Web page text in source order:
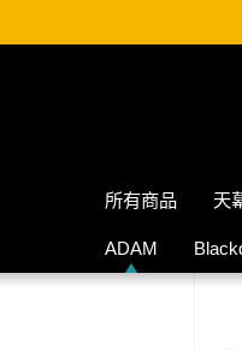
官方下單，享
所有商品 天
ADAM